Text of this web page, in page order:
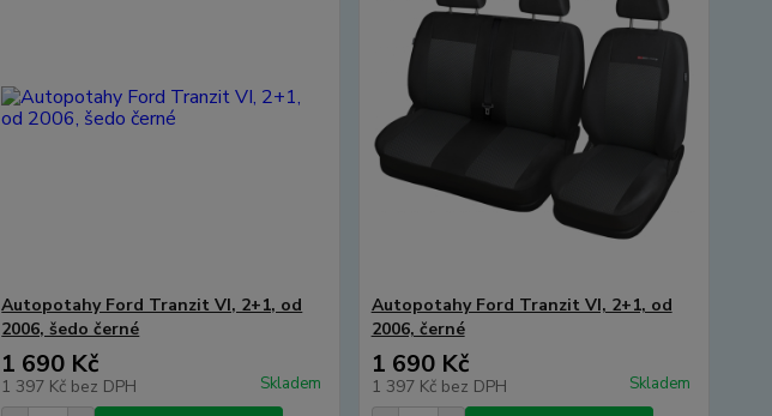
Autopotahy Ford Tranzit VI, 2+1, od
2006, šedo černé
1 690 Kč
1 397 Kč bez DPH Skladem
Autopotahy Ford Tranzit VI, 2+1, od
2006, černé
1 690 Kč
1 397 Kč bez DPH Skladem